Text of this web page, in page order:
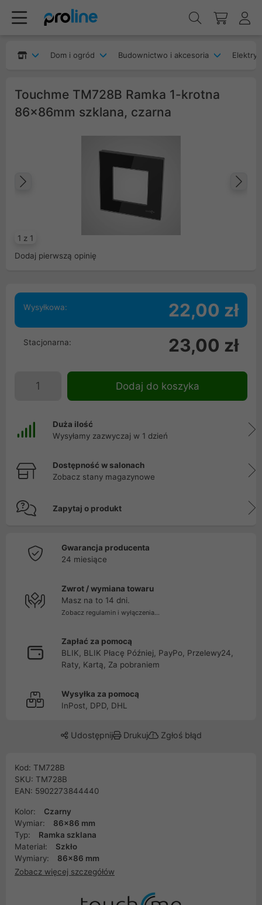
Dom i ogród Budownictwo i akcesoria
Touchme TM728B Ramka 1-krotna
86x86mm szklana, czarna
1 z 1
Poprzedni
Dodaj pierwszą opinię
Wysyłkowa: 22,00 zł
Stacjonarna: 23,00 zł
Dodaj do koszyka
Duża ilość
Wysyłamy zazwyczaj w 1 dzień
Dostępność w salonach
Zobacz stany magazynowe
Zapytaj o produkt
Gwarancja producenta
24 miesiące
Zwrot / wymiana towaru
Masz na to 14 dni.
Zobacz regulamin i wyłączenia...
Zapłać za pomocą
BLIK, BLIK Płacę Później, PayPo, Przelewy24,
Raty, Kartą, Za pobraniem
Wysyłka za pomocą
InPost, DPD, DHL
Udostępnij Drukuj Zgłoś błąd
Kod: TM728B
SKU: TM728B
EAN: 5902273844440
Kolor:
Czarny
Wymiar:
86x86 mm
Typ:
Ramka szklana
Materiał:
Szkło
Wymiary:
86x86 mm
Zobacz więcej szczegółów